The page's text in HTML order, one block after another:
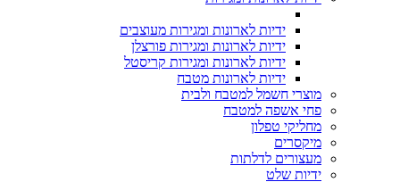
ידיות לארונות ומגירות מעוצבים
ידיות לארונות ומגירות פורצלן
ידיות לארונות ומגירות קריסטל
ידיות לארונות מטבח
מוצרי חשמל למטבח ולבית
פחי אשפה למטבח
מחליקי טפלון
מיקסרים
מעצורים לדלתות
ידיות שלט